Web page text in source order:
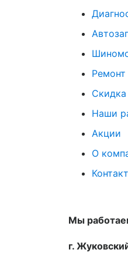
Ремонт
Скидка
Наши
Акции
О
Мы
г.